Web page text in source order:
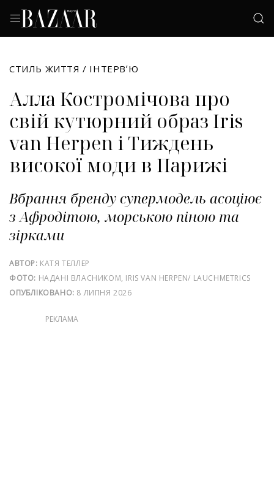
СТИЛЬ ЖИТТЯ / ІНТЕРВʼЮ
Алла Костромічова про
свій кутюрний образ Iris
van Herpen і Тиждень
високої моди в Парижі
Вбрання бренду супермодель асоціює
з Афродітою, морською піною та
зірками
АВТОР: КАТЯ ТЕЛЛЕР
ФОТО: НАДАНІ ВЛАСНИКОМ, IRIS VAN HERPEN/ LAUCHMETRICS
ОПУБЛІКОВАНО: 8 ЛИПНЯ 2026